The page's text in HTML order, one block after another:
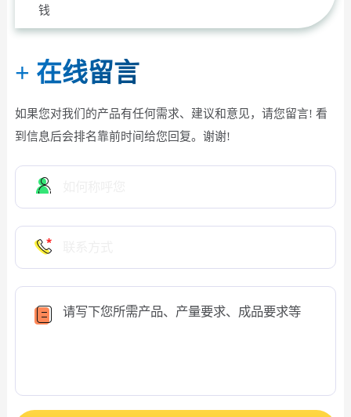
钱
+ 在线留言
如果您对我们的产品有任何需求、建议和意见，请您留言! 看
到信息后会排名靠前时间给您回复。谢谢!